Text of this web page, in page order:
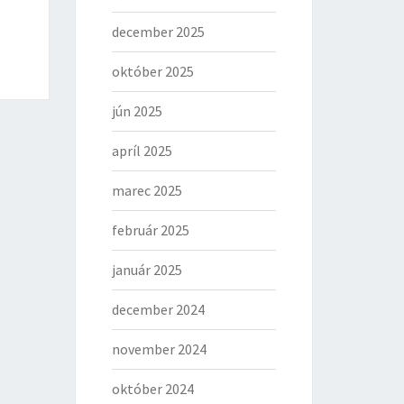
december 2025
október 2025
jún 2025
apríl 2025
marec 2025
február 2025
január 2025
december 2024
november 2024
október 2024